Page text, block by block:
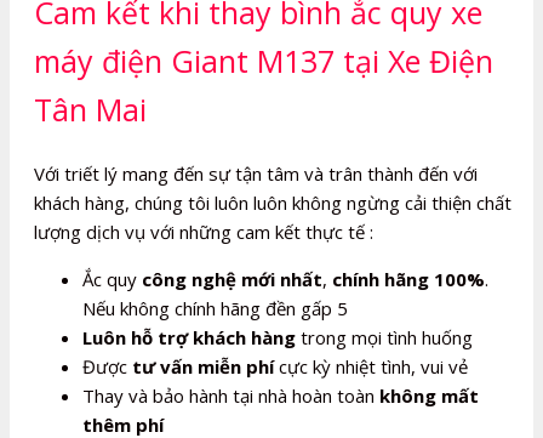
Cam kết khi thay bình ắc quy xe
máy điện Giant M137 tại Xe Điện
Tân Mai
Với triết lý mang đến sự tận tâm và trân thành đến với
khách hàng, chúng tôi luôn luôn không ngừng cải thiện chất
lượng dịch vụ với những cam kết thực tế :
Ắc quy công nghệ mới nhất, chính hãng 100%.
Nếu không chính hãng đền gấp 5
Luôn hỗ trợ khách hàng trong mọi tình huống
Được tư vấn miễn phícực kỳ nhiệt tình, vui vẻ
Thay và bảo hành tại nhà hoàn toàn không mất
thêm phí